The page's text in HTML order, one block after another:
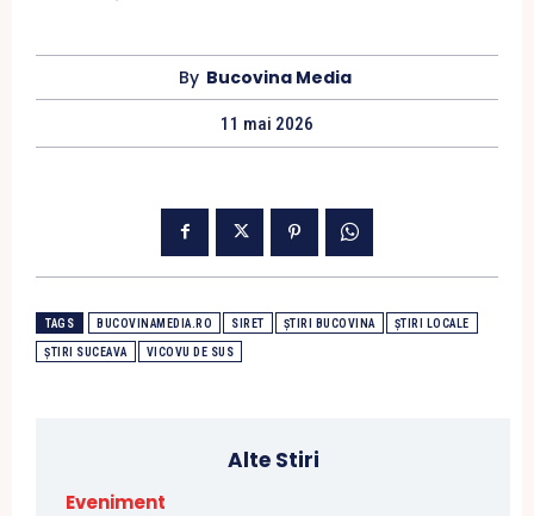
By Bucovina Media
11 mai 2026
TAGS BUCOVINAMEDIA.RO SIRET ȘTIRI BUCOVINA ȘTIRI LOCALE
ȘTIRI SUCEAVA VICOVU DE SUS
Alte Stiri
Eveniment